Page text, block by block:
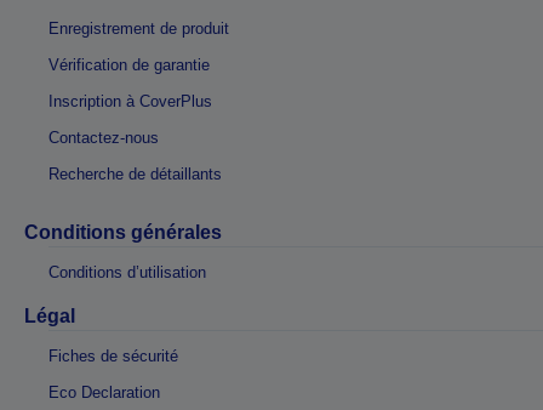
Enregistrement de produit
Vérification de garantie
Inscription à CoverPlus
Contactez-nous
Recherche de détaillants
Conditions générales
Conditions d’utilisation
Légal
Fiches de sécurité
Eco Declaration